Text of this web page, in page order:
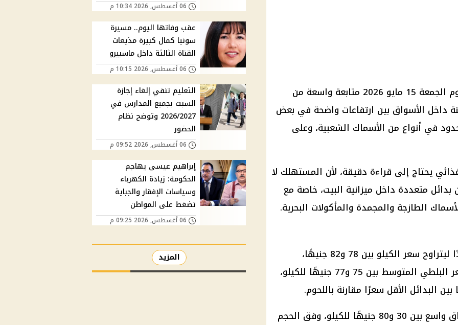
تشهد أسعار اللحوم والأسماك اليوم الجمعة 15 مايو 2026 متابعة واسعة من
داخل الأسواق بين ارتفاعات واضحة في بعض
في أنواع من الأسماك الشعبية، وعلى
يحتاج إلى قراءة دقيقة، لأن المستهلك لا
بدائل متعددة داخل ميزانية البيت، خاصة مع
الطازجة والمجمدة والمأكولات البحرية.
سجل البلطي الممتاز تراجعًا محدودًا ليتراوح سعر الكيلو بين 78 و82 جنيهًا،
بانخفاض جنيه واحد، بينما تراوح سعر البلطي المتوسط بين 75 و77 جنيهًا للكيلو،
البدائل الأقل سعرًا مقارنة باللحوم.
أما البلطي الأسواني فجاء في نطاق واسع بين 30 و80 جنيهًا للكيلو، وفق الحجم
06 أغسطس, 2026 10:34 م
عقب وفاتها اليوم.. مسيرة
سونيا كمال كبيرة مذيعات
القناة الثالثة داخل ماسبيرو
06 أغسطس, 2026 10:15 م
التعليم تنفي إلغاء إجازة
السبت بجميع المدارس في
2026/2027 وتوضح نظام
الحضور
06 أغسطس, 2026 09:52 م
إبراهيم عيسى يهاجم
الحكومة: زيادة الكهرباء
وسياسات الإفقار والجباية
تضغط على المواطن
06 أغسطس, 2026 09:25 م
المزيد